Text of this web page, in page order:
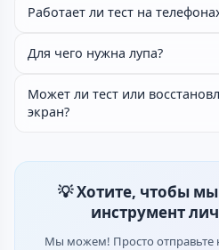
Работает ли тест на
Для чего нужна лупа?
Может ли тест или
экран?
💡 Хотите, чтобы
инструмент
Мы можем! Просто